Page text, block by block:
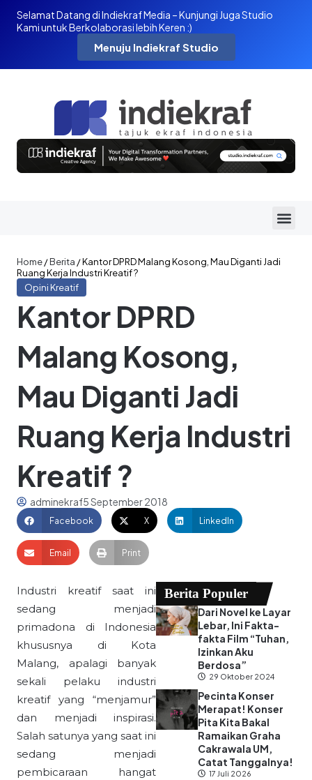
Selamat Datang di Indiekraf Media – Kunjungi Juga Studio
Kami untuk Berkolaborasi lebih Keren :)
Menuju Indiekraf Studio
Home/Berita /Kantor DPRD Malang Kosong, Mau Diganti Jadi
Ruang Kerja Industri Kreatif ?
Opini Kreatif
Kantor DPRD
Malang Kosong,
Mau Diganti Jadi
Ruang Kerja Industri
Kreatif ?
adminekraf5 September 2018
Facebook X LinkedIn
Email Print
Industri kreatif saat ini
sedang menjadi
primadona di Indonesia
khususnya di Kota
Malang, apalagi banyak
sekali pelaku industri
kreatif yang “menjamur”
dan menjadi inspirasi.
Salah satunya yang saat ini
sedang menjadi
pembicaraan hangat
Berita Populer
Dari Novel ke Layar
Lebar, Ini Fakta-
fakta Film “Tuhan,
Izinkan Aku
Berdosa”
29 Oktober 2024
Pecinta Konser
Merapat! Konser
Pita Kita Bakal
Ramaikan Graha
Cakrawala UM,
Catat Tanggalnya!
17 Juli 2026